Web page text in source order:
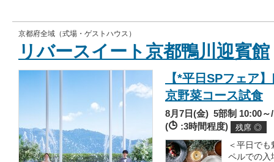
京都府全域（式場・ゲストハウス）
リバースイート京都鴨川迎賓館
【*平日SPフェア
京野菜コース試食
8月7日(金)5部制 10:00～/
(
:3時間程度) 残席 ◎
＜平日で
ペルでの入